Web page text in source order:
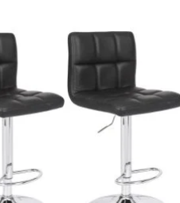
was:
€ 116,00.
is:
€ 95,00.